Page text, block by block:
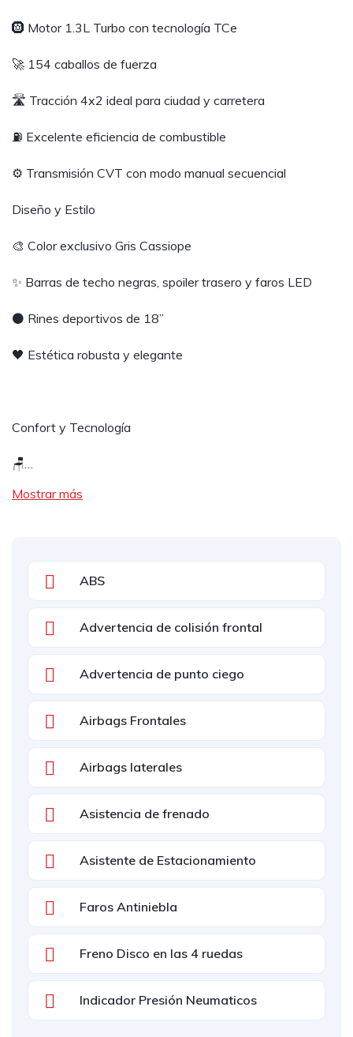
🛞 Motor 1.3L Turbo con tecnología TCe
🚀 154 caballos de fuerza
🛣️ Tracción 4x2 ideal para ciudad y carretera
⛽ Excelente eficiencia de combustible
⚙️ Transmisión CVT con modo manual secuencial
Diseño y Estilo
🎨 Color exclusivo Gris Cassiope
✨ Barras de techo negras, spoiler trasero y faros LED
⚫ Rines deportivos de 18”
🖤 Estética robusta y elegante
Confort y Tecnología
🪑…
Mostrar más
ABS
Advertencia de colisión frontal
Advertencia de punto ciego
Airbags Frontales
Airbags laterales
Asistencia de frenado
Asistente de Estacionamiento
Faros Antiniebla
Freno Disco en las 4 ruedas
Indicador Presión Neumaticos